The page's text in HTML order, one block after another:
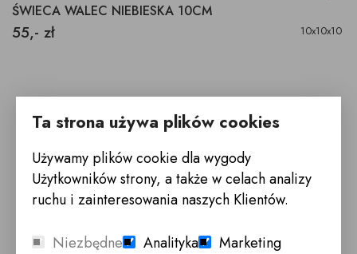
ŚWIECA WALEC NIEBIESKA 10CM
55,- zł 10x10x10
Ta strona używa plików cookies
Używamy plików cookie dla wygody
Użytkowników strony, a także w celach analizy
ruchu i zainteresowania naszych Klientów.
Niezbędne Analityka
Marketing